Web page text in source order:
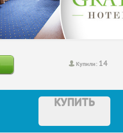
Купили: 14
КУПИТЬ